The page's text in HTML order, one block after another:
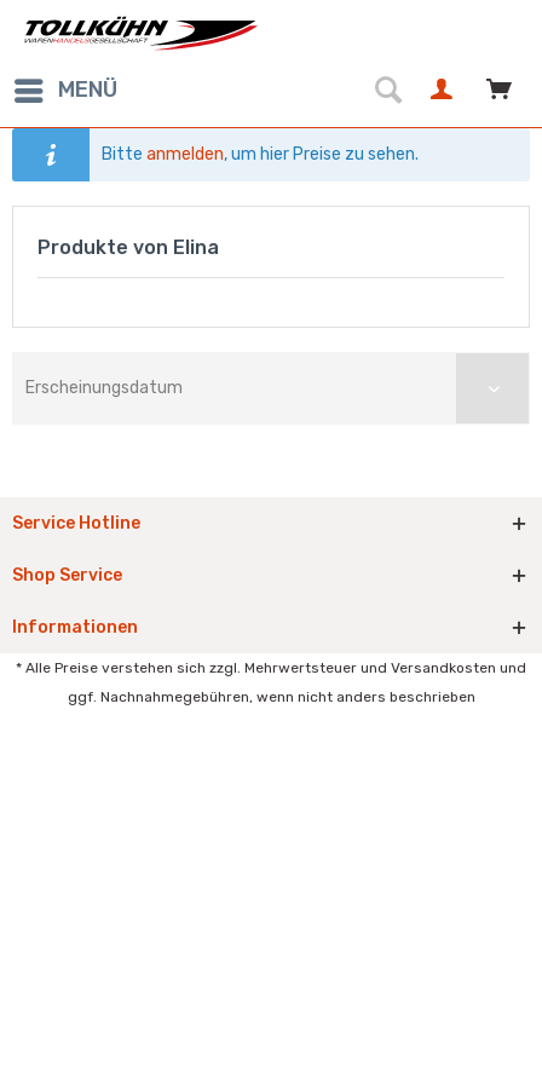
MENÜ
Bitteanmelden, um hier Preise zu sehen.
Produkte von Elina
Service Hotline
Shop Service
Informationen
* Alle Preise verstehen sich zzgl. Mehrwertsteuer und Versandkosten und
ggf. Nachnahmegebühren, wenn nicht anders beschrieben